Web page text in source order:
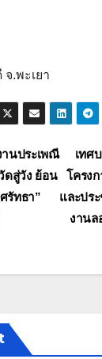
.พะเยา
เทศ
โครง
และปร
งานล
นประเพณี
ดสู่วัง ย้อน
รัทธา”